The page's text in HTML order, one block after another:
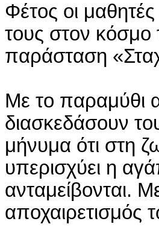
Φέτος οι μαθητές
τους στον κόσμο
παράσταση
Με το παραμύθι
διασκεδάσουν
μήνυμα ότι στη
υπερισχύει η
ανταμείβονται.